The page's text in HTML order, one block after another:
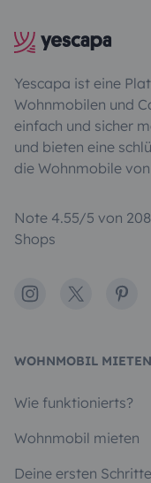
Yescapa ist eine
Wohnmobilen und
einfach und sicher
und bieten eine
die Wohnmobile
Note 4.55/5 von
Shops
Instagram
X
WOHNMOBIL MIETEN
Wie funktionierts?
Wohnmobil mieten
Deine ersten